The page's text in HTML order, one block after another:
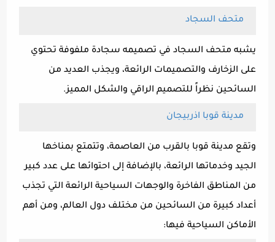
متحف السجاد
يشبه متحف السجاد في تصميمه سجادة ملفوفة تحتوي
على الزخارف والتصميمات الرائعة، ويجذب العديد من
السائحين نظراً للتصميم الراقي والشكل المميز.
مدينة قوبا اذربيجان
وتقع مدينة قوبا بالقرب من العاصمة، وتتمتع بمناخها
الجيد وخدماتها الرائعة، بالإضافة إلى احتوائها على عدد كبير
من المناطق الفاخرة والوجهات السياحية الرائعة التي تجذب
أعداد كبيرة من السائحين من مختلف دول العالم، ومن أهم
الأماكن السياحية فيها: